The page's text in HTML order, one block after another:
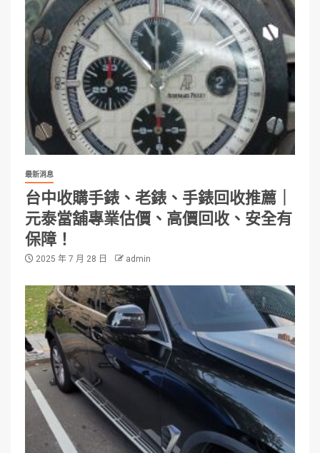
最新消息
台中收購手錶、老錶、手錶回收推薦｜
元泰當舖專業估價、高價回收、安全有
保障！
2025 年 7 月 28 日 admin